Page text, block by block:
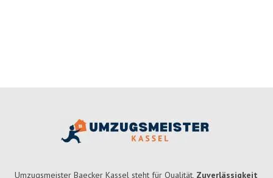
Umzugsmeister Baecker Kassel steht für Qualität, Zuverlässigkeit